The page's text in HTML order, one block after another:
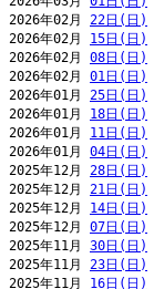
2026年02月 22日(日)
2026年02月 15日(日)
2026年02月 08日(日)
2026年02月 01日(日)
2026年01月 25日(日)
2026年01月 18日(日)
2026年01月 11日(日)
2026年01月 04日(日)
2025年12月 28日(日)
2025年12月 21日(日)
2025年12月 14日(日)
2025年12月 07日(日)
2025年11月 30日(日)
2025年11月 23日(日)
2025年11月 16日(日)